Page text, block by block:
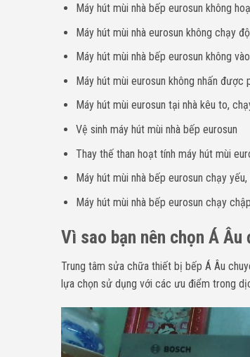
Máy hút mùi nhà bếp eurosun không
Máy hút mùi nhà eurosun không chạy
Máy hút mùi nhà bếp eurosun không
Máy hút mùi eurosun không nhấn được
Máy hút mùi eurosun tại nhà kêu to,
Vệ sinh máy hút mùi nhà bếp eurosun
Thay thế than hoạt tính máy hút mùi
Máy hút mùi nhà bếp eurosun chạy
Máy hút mùi nhà bếp eurosun chạy
Vì sao bạn nên chọn Á
Trung tâm sửa chữa thiết bị bếp Á Âu
lựa chọn sử dụng với các ưu điểm trong